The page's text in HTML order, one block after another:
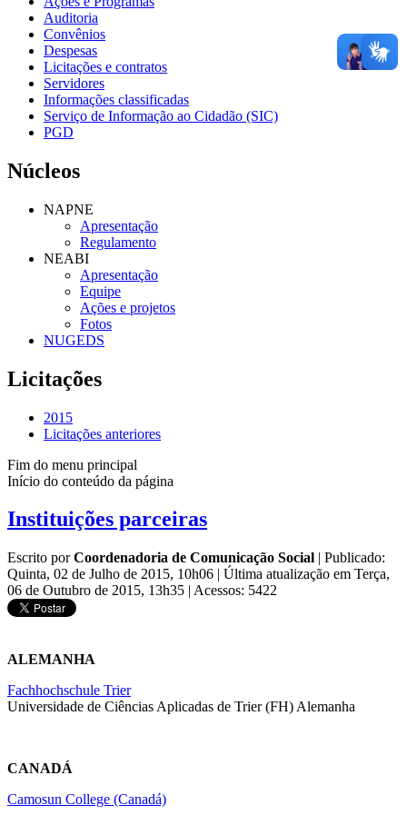
Auditoria
Convênios
Despesas
Licitações e contratos
Servidores
Informações classificadas
Serviço de Informação ao Cidadão (SIC)
PGD
Núcleos
NAPNE
Apresentação
Regulamento
NEABI
Apresentação
Equipe
Ações e projetos
Fotos
NUGEDS
Licitações
2015
Licitações anteriores
Fim do menu principal
Início do conteúdo da página
Instituições parceiras
Escrito porCoordenadoria de Comunicação Social | Publicado:
Quinta, 02 de Julho de 2015, 10h06 | Última atualização em Terça,
06 de Outubro de 2015, 13h35 | Acessos: 5422
ALEMANHA
Fachhochschule Trier
Universidade de Ciências Aplicadas de Trier (FH) Alemanha
CANADÁ
Camosun College (Canadá)